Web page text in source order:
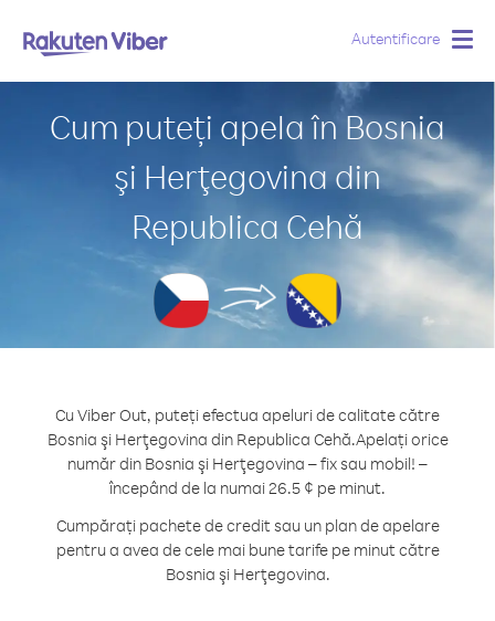
Autentificare
Cum puteți apela în Bosnia
şi Herţegovina din
Republica Cehă
Cu Viber Out, puteți efectua apeluri de calitate către
Bosnia şi Herţegovina din Republica Cehă.Apelați orice
număr din Bosnia şi Herţegovina – fix sau mobil! –
începând de la numai 26.5 ¢ pe minut.
Cumpărați pachete de credit sau un plan de apelare
pentru a avea de cele mai bune tarife pe minut către
Bosnia şi Herţegovina.